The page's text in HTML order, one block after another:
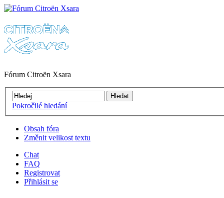
Fórum Citroën Xsara
Pokročilé hledání
Obsah fóra
Změnit velikost textu
Chat
FAQ
Registrovat
Přihlásit se